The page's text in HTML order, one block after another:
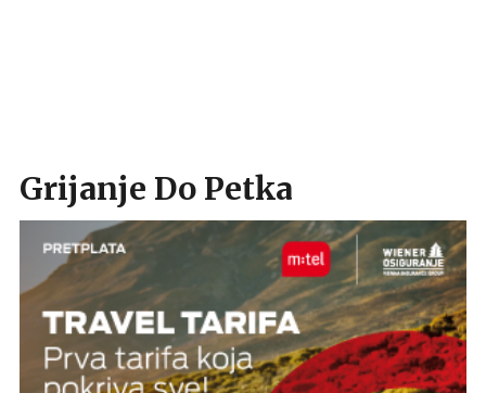
Grijanje Do Petka